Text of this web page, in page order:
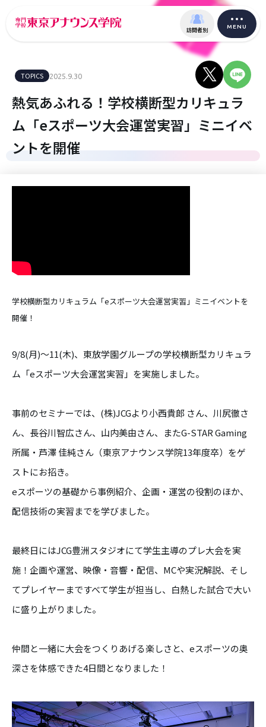
訪問者別 MENU
TOPICS 2025.9.30
熱気あふれる！学校横断型カリキュラ
ム「eスポーツ大会運営実習」ミニイベ
ントを開催
学校横断型カリキュラム「eスポーツ大会運営実習」ミニイベントを
開催！
9/8(月)～11(木)、東放学園グループの学校横断型カリキュラ
ム「eスポーツ大会運営実習」を実施しました。
事前のセミナーでは、(株)JCGより小西貴郎 さん、川尻徹さ
ん、長谷川智広さん、山内美由さん、またG-STAR Gaming
所属・芦澤 佳純さん（東京アナウンス学院13年度卒）をゲ
ストにお招き。
eスポーツの基礎から事例紹介、企画・運営の役割のほか、
配信技術の実習までを学びました。
最終日にはJCG豊洲スタジオにて学生主導のプレ大会を実
施！企画や運営、映像・音響・配信、MCや実況解説、そし
てプレイヤーまですべて学生が担当し、白熱した試合で大い
に盛り上がりました。
仲間と一緒に大会をつくりあげる楽しさと、eスポーツの奥
深さを体感できた4日間となりました！